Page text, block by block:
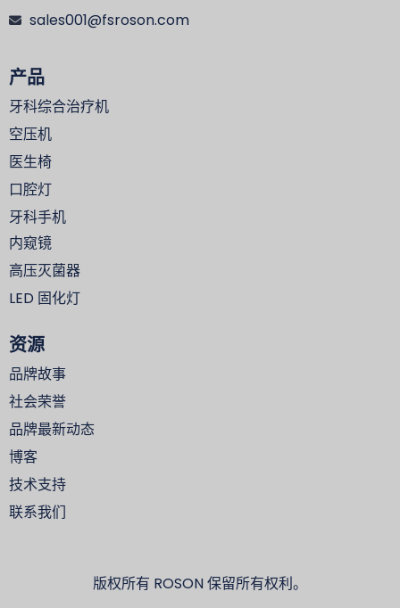
sales001@fsroson.com
产品
牙科综合治疗机
空压机
医生椅
口腔灯
牙科手机
内窥镜
高压灭菌器
LED 固化灯
资源
品牌故事
社会荣誉
品牌最新动态
博客
技术支持
联系我们
版权所有 ROSON 保留所有权利。